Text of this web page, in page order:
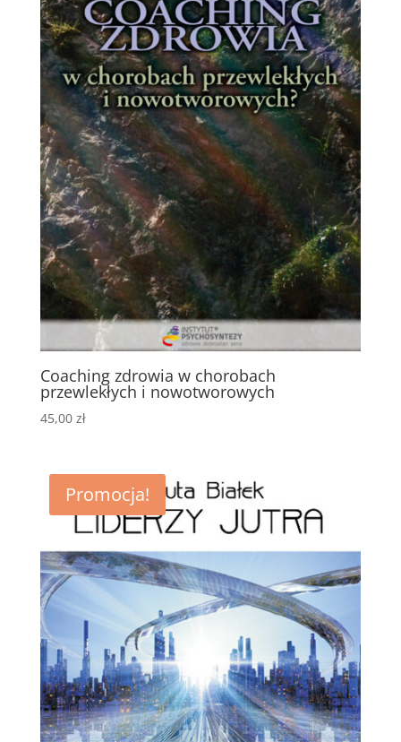
Coaching zdrowia w chorobach
przewlekłych i nowotworowych
45,00 zł
Promocja!